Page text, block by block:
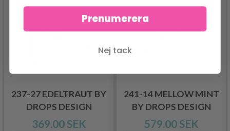
237-27 EDELTRAUT BY
DROPS DESIGN
369.00 SEK
241-14 MELLOW MINT
BY DROPS DESIGN
579.00 SEK
Prenumerera
Nej tack